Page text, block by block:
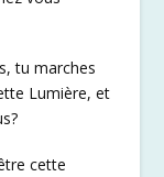
tu marches
Lumière, et
cette